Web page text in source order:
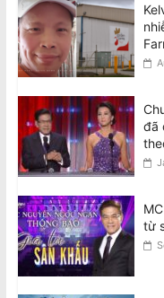
đã
từ